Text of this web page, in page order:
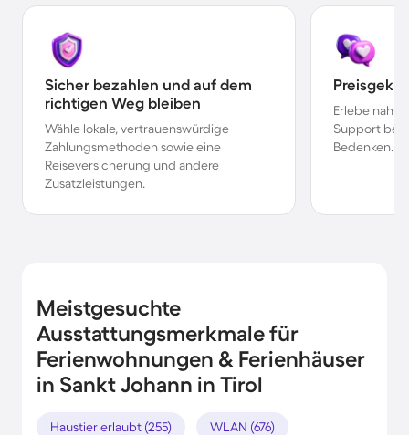
Sicher bezahlen und auf dem
richtigen Weg bleiben
Wähle lokale, vertrauenswürdige
Zahlungsmethoden sowie eine
Reiseversicherung und andere
Zusatzleistungen.
Erlebe
Support bei
Bedenken.
Meistgesuchte
Ausstattungsmerkmale für
Ferienwohnungen & Ferienhäuser
in Sankt Johann in Tirol
Haustier erlaubt (255) WLAN (676)